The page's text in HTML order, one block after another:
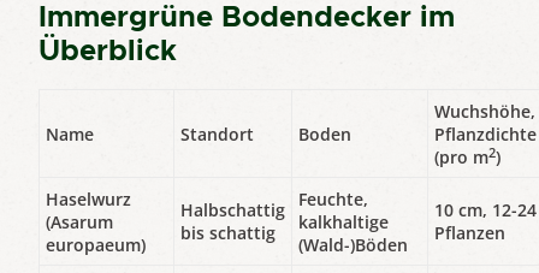
Immergrüne Bodendecker im
Überblick
Name Standort Boden
Wuchshöhe,
Pflanzdichte
(pro m2)
Haselwurz
(Asarum
europaeum)
Halbschattig
bis schattig
Feuchte,
kalkhaltige
(Wald-)Böden
10 cm, 12-24
Pflanzen